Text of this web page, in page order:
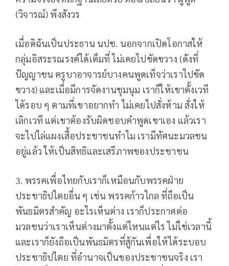
(วิจารณ์) พึงสังวร
เมื่อดิฉันเป็นประธาน นปช. นอกจากเปิดโอกาสให้
กลุ่มอิสระรณรงค์ได้เต็มที่ ไม่เคยไปขัดขวาง (ดังที่
ปัญญาชน ครูบาอาจารย์บางคนพูดเท็จว่าเราไปขัด
ขวาง) และเมื่อมีการจัดงานชุมนุม เราก็ให้เขาตั้งเวที
ได้รอบ ๆ ตามที่เขาอยากทำ ไม่เคยไปสั่งห้าม สั่งให้
เลิกเวที แต่เขาต้องรับผิดชอบคำพูดเขาเอง แล้วเรา
จะไปไล่แผงเสื้อประชาชนทำไม เรามีทัศนะมวลชน
อยู่แล้ว ให้เป็นสิทธิและเสรีภาพของประชาชน
3. พรรคเพื่อไทยกับเราก็เหมือนกับพรรคฝ่าย
ประชาธิปไตยอื่น ๆ เช่น พรรคก้าวไกล ที่ถือเป็น
พันธมิตรสำคัญ อะไรเห็นต่าง เราก็ประกาศต่อ
มวลชนว่าเราเห็นต่างมาตั้งแต่ไหนแต่ไร ไม่ใช่เวลานี้
และเราก็ยังถือเป็นพันธมิตรที่สู้กันเพื่อให้ได้ระบอบ
ประชาธิปไตย ที่อำนาจเป็นของประชาชนจริง เรา